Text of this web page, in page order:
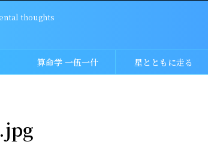
thoughts
算命学 一伍一什 星とともに走る